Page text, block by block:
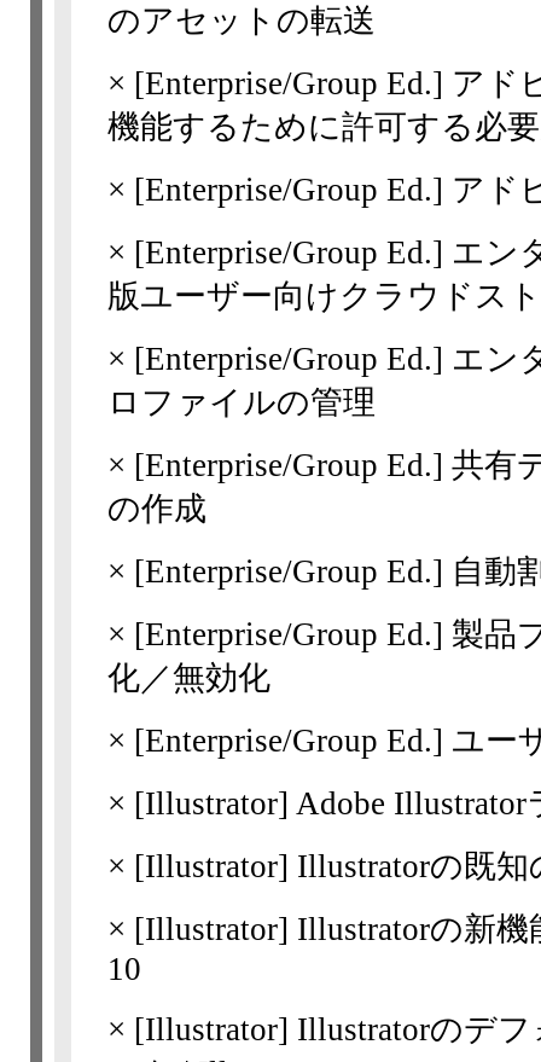
のアセットの転送
× [Enterprise/Group Ed.] アド
機能するために許可する必
× [Enterprise/Group Ed.] アド
× [Enterprise/Group Ed.] エン
版ユーザー向けクラウドス
× [Enterprise/Group Ed.] エン
ロファイルの管理
× [Enterprise/Group Ed.] 共有
の作成
× [Enterprise/Group Ed.] 自動
× [Enterprise/Group Ed.] 製品
化／無効化
× [Enterprise/Group Ed.] ユー
× [Illustrator] Adobe
× [Illustrator] Illustratorの既知
× [Illustrator] Illustratorの新機
10
× [Illustrator] Illustratorのデ